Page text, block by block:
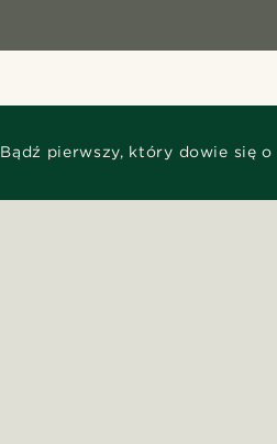
Bądź pierwszy, który dowie się